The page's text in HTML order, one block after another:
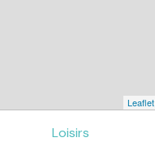
Leaflet
Loisirs